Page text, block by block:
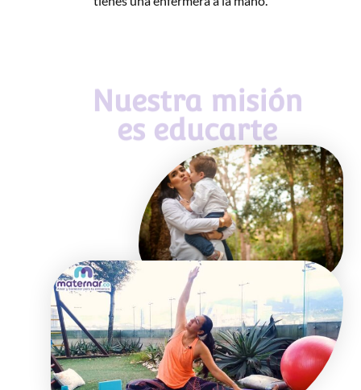
Nuestra misión
es educarte